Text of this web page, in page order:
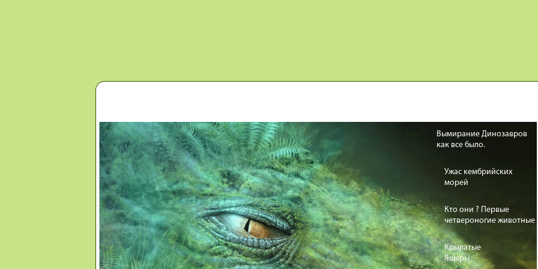
Вымирание Динозавров
как все было.
Ужас кембрийских
морей
Кто они ? Первые
четвероногие животные
Крылатые
Ящеры